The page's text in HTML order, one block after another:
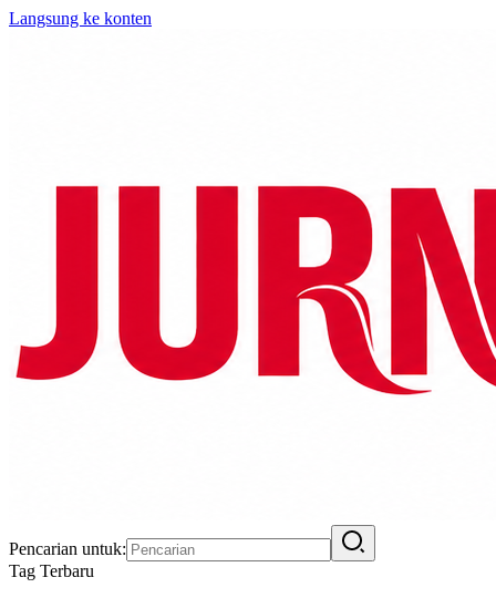
Langsung ke konten
Pencarian untuk:
Tag Terbaru